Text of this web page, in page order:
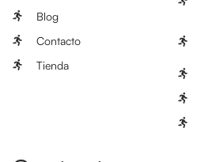
Blog
Contacto
Tienda